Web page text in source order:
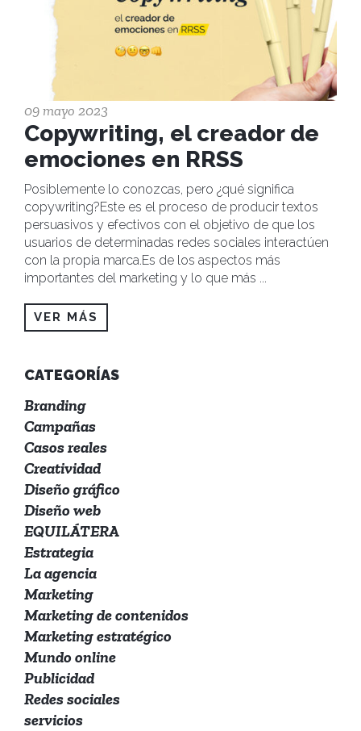
09 mayo 2023
Copywriting, el creador de
emociones en RRSS
Posiblemente lo conozcas, pero ¿qué significa
copywriting?Este es el proceso de producir textos
persuasivos y efectivos con el objetivo de que los
usuarios de determinadas redes sociales interactúen
con la propia marca.Es de los aspectos más
importantes del marketing y lo que más ...
VER MÁS
CATEGORÍAS
Branding
Campañas
Casos reales
Creatividad
Diseño gráfico
Diseño web
EQUILÁTERA
Estrategia
La agencia
Marketing
Marketing de contenidos
Marketing estratégico
Mundo online
Publicidad
Redes sociales
servicios